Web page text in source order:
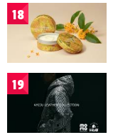
18
19